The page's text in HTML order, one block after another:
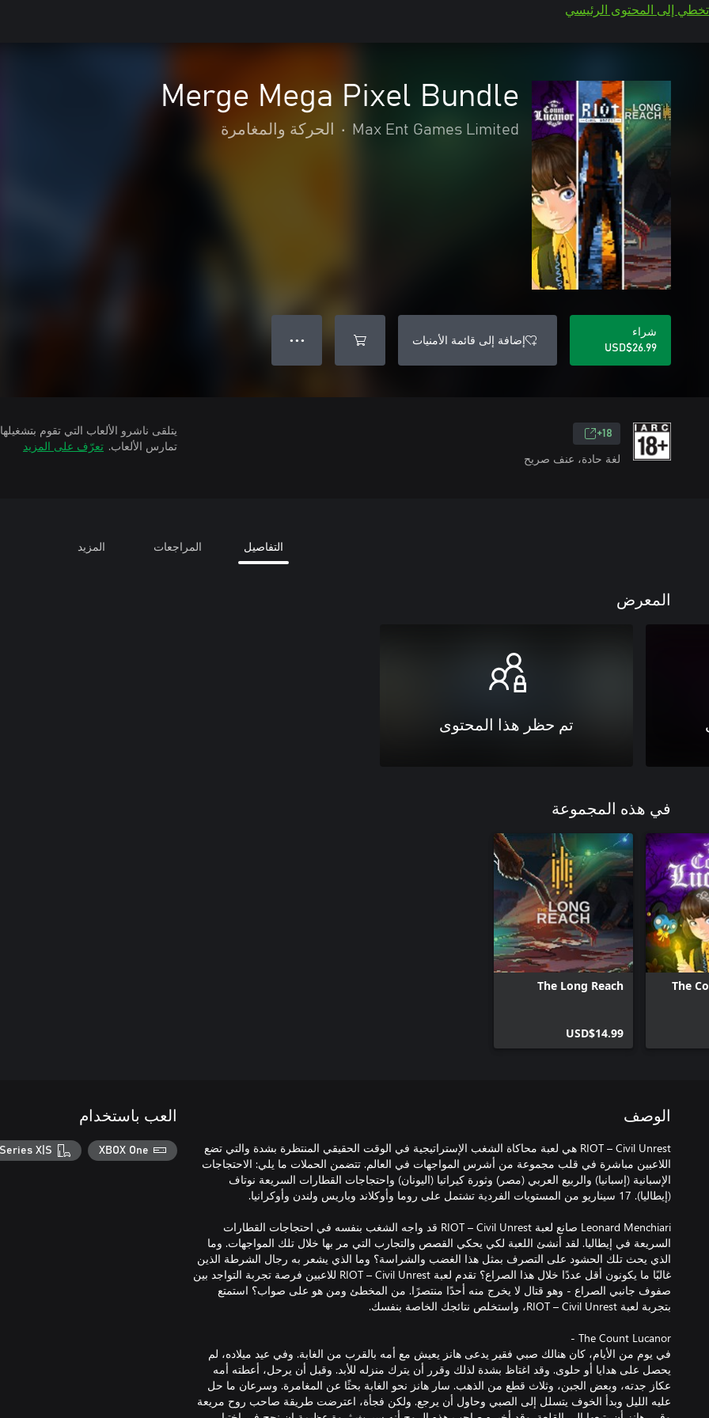
تخطي إلى المحتوى الرئيسي
Merge Mega Pixel Bundle
Max Ent Games Limited
• الحركة والمغامرة
شراء
USD$26.99
إضافة إلى قائمة الأمنيات ● ● ●
18+
لغة حادة، عنف صريح
تمارس الألعاب. تعرّف على المزيد
التفاصيل المراجعات المزيد
المعرض
تم حظر هذا المحتوى
في هذه المجموعة
The
The Long Reach
USD$14.99
الوصف
RIOT – Civil Unrest هي لعبة محاكاة الشغب الإستراتيجية في الوقت الحقيقي المنتظرة بشدة والتي تضع
اللاعبين مباشرة في قلب مجموعة من أشرس المواجهات في العالم. تتضمن الحملات ما يلي: الاحتجاجات
الإسبانية (إسبانيا) والربيع العربي (مصر) وثورة كيراتيا (اليونان) واحتجاجات القطارات السريعة نوتاف
Leonard Menchiari صانع لعبة RIOT – Civil Unrest قد واجه الشغب بنفسه في احتجاجات القطارات
السريعة في إيطاليا. لقد أنشئ اللعبة لكي يحكي القصص والتجارب التي مر بها خلال تلك المواجهات. وما
الذي يحث تلك الحشود على التصرف بمثل هذا الغضب والشراسة؟ وما الذي يشعر به رجال الشرطة الذين
غالبًا ما يكونون أقل عددًا خلال هذا الصراع؟ تقدم لعبة RIOT – Civil Unrest للاعبين فرصة تجربة التواجد بين
صفوف جانبي الصراع - وهو قتال لا يخرج منه أحدًا منتصرًا. من المخطئ ومن هو على صواب؟ استمتع
في يوم من الأيام، كان هنالك صبي فقير يدعى هانز يعيش مع أمه بالقرب من الغابة. وفي عيد ميلاده، لم
يحصل على هدايا أو حلوى. وقد اغتاظ بشدة لذلك وقرر أن يترك منزله للأبد. وقبل أن يرحل، أعطته أمه
عكاز جدته، وبعض الجبن، وثلاث قطع من الذهب. سار هانز نحو الغابة بحثًا عن المغامرة. وسرعان ما حل
عليه الليل وبدأ الخوف يتسلل إلى الصبي وحاول أن يرجع. ولكن فجأة، اعترضت طريقة صاحب روح مريعة
العب باستخدام
XBOX One
X|S